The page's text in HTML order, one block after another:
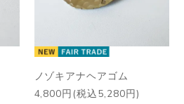
ノゾキアナヘアゴム
4,800円(税込5,280円)